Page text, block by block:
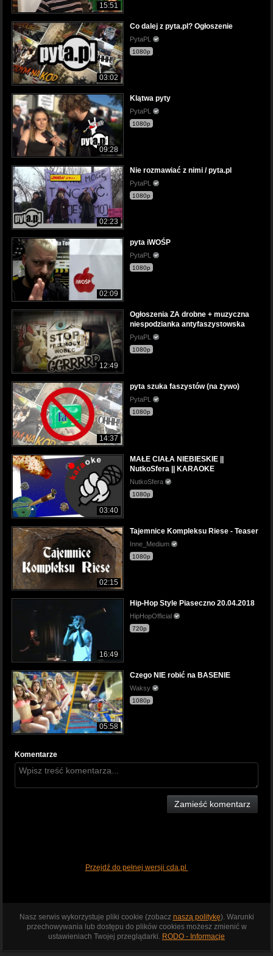
15:51
03:02
Co dalej z pyta.pl? Ogłoszenie
PytaPL
1080p
09:28
Klątwa pyty
PytaPL
1080p
02:23
Nie rozmawiać z nimi / pyta.pl
PytaPL
1080p
02:09
pyta iWOŚP
PytaPL
1080p
12:49
Ogłoszenia ZA drobne + muzyczna
niespodzianka antyfaszystowska
PytaPL
1080p
14:37
pyta szuka faszystów (na żywo)
PytaPL
1080p
03:40
MAŁE CIAŁA NIEBIESKIE ||
NutkoSfera || KARAOKE
NutkoSfera
1080p
02:15
Tajemnice Kompleksu Riese - Teaser
Inne_Medium
1080p
16:49
Hip-Hop Style Piaseczno 20.04.2018
HipHopOfficial
720p
05:58
Czego NIE robić na BASENIE
Waksy
1080p
Komentarze
Zamieść komentarz
Przejdź do pełnej wersji cda.pl
Nasz serwis wykorzystuje pliki cookie (zobacz naszą politykę). Warunki
przechowywania lub dostępu do plików cookies możesz zmienić w
ustawieniach Twojej przeglądarki. RODO - Informacje